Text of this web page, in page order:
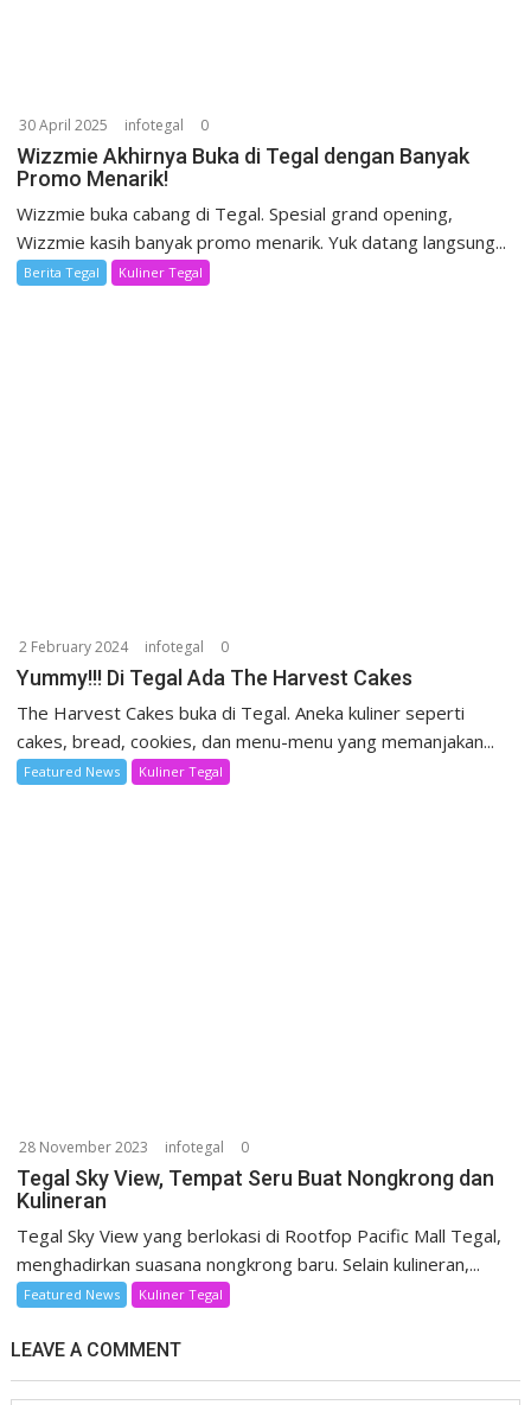
30 April 2025 infotegal 0
Wizzmie Akhirnya Buka di Tegal dengan Banyak
Promo Menarik!
Wizzmie buka cabang di Tegal. Spesial grand opening,
Wizzmie kasih banyak promo menarik. Yuk datang langsung...
Berita Tegal Kuliner Tegal
2 February 2024 infotegal 0
Yummy!!! Di Tegal Ada The Harvest Cakes
The Harvest Cakes buka di Tegal. Aneka kuliner seperti
cakes, bread, cookies, dan menu-menu yang memanjakan...
Featured News Kuliner Tegal
28 November 2023 infotegal 0
Tegal Sky View, Tempat Seru Buat Nongkrong dan
Kulineran
Tegal Sky View yang berlokasi di Rootfop Pacific Mall Tegal,
menghadirkan suasana nongkrong baru. Selain kulineran,...
Featured News Kuliner Tegal
LEAVE A COMMENT